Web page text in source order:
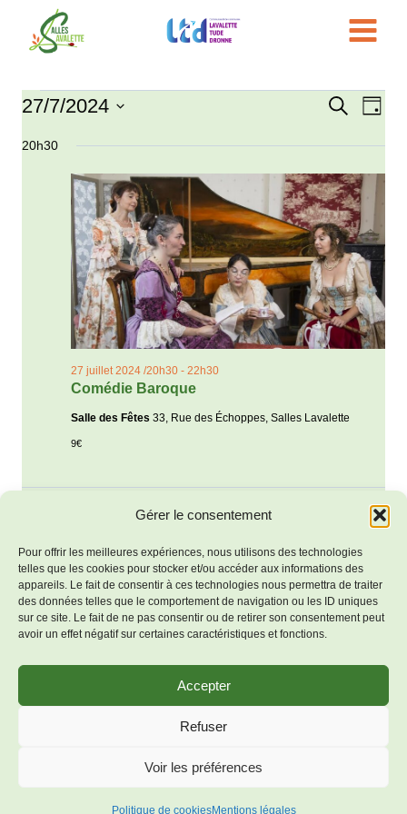
Gérer le consentement
Pour offrir les meilleures expériences, nous utilisons des technologies
telles que les cookies pour stocker et/ou accéder aux informations des
appareils. Le fait de consentir à ces technologies nous permettra de traiter
des données telles que le comportement de navigation ou les ID uniques
sur ce site. Le fait de ne pas consentir ou de retirer son consentement peut
avoir un effet négatif sur certaines caractéristiques et fonctions.
Accepter
Refuser
Voir les préférences
Politique de cookiesMentions légales
Évènements
for
juillet
2024
et
de
vues
Recherche
de
Jour
27/7/2024
20h30
Comédie Baroque
27 juillet 2024 /20h30 - 22h30
Salle des Fêtes 33, Rue des Échoppes, Salles Lavalette
9€
S’abonner au calendrier
© 2026 Bienvenue à Salles-
Kadence WP
Mentions
cookies (UE)